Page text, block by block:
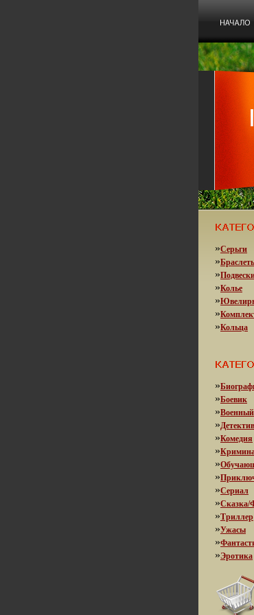
»Серьги
»
»
»Колье
»
»
»Кольца
»
»Боевик
»Военный
»Детектив
»Комедия
»
»
»
»Сериал
»Сказка/
»Триллер
»Ужасы
»
»Эротика